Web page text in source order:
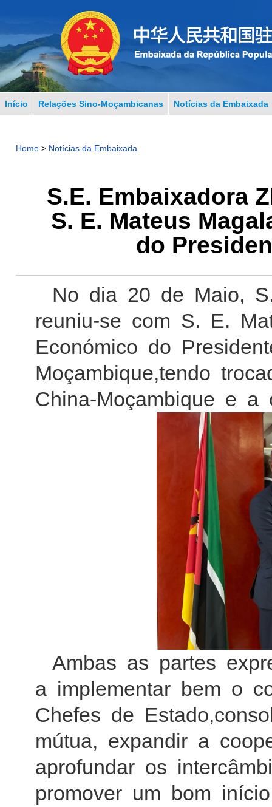
Início Relações Sino-Moçambicanas Notícias da Embaixada
Home> Notícias da Embaixada
S.E. Embaixadora
S. E. Mateus
do
No dia 20 de Maio,
reuniu-se com S. E.
Económico do
Moçambique,tendo
China-Moçambique e a
Ambas as partes
a implementar bem o
Chefes de
mútua, expandir a
aprofundar os
promover um bom